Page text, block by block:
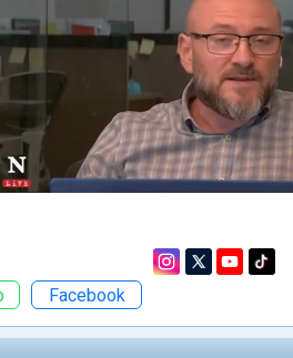
Facebook